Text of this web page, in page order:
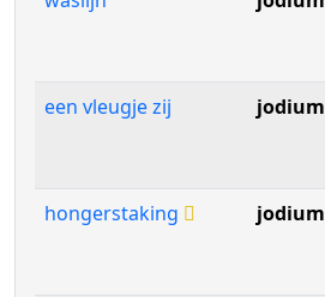
een vleugje zij
jodium
hongerstaking
jodium